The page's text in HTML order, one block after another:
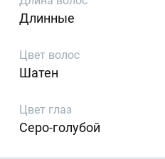
Длинные
Цвет волос
Шатен
Цвет глаз
Серо-голубой